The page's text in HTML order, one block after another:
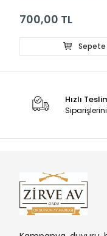
340CC
700,00 TL
Sepete
Hızlı